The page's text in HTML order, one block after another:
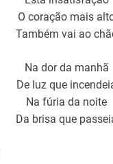
O coração mais
Também vai ao
Na dor da manhã
De luz que
Na fúria da noite
Da brisa que